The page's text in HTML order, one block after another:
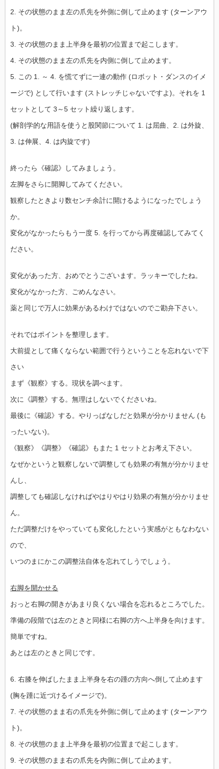
2. その状態のまま左の爪先を外側に倒して止めます (ターンアウ
ト)。
3. その状態のまま上半身を最初の位置まで起こします。
4. その状態のまま左の爪先を内側に倒して止めます。
5. この 1. ～ 4. を慌てずに一連の動作 (ロボット・ダンスのイメ
ージで) として行います (ストレッチじゃないですよ)。それを 1
セットとして 3～5 セット繰り返します。
(解剖学的な用語を使うと股関節について 1. は屈曲、2. は外旋、
3. は伸展、4. は内旋です)
終ったら《確認》してみましょう。
左脚をさらに開脚してみてください。
観察したときより数センチ余計に開けるようになったでしょう
か。
変化がなかったらもう一度 5. を行ってから再度確認してみてく
ださい。
変化があった方、おめでとうございます。ラッキーでしたね。
変化がなかった方、ごめんなさい。
薬と同じで万人に効果があるわけではないのでご勘弁下さい。
それではポイントを整理します。
大前提として痛くならない範囲で行うということを忘れないで下
さい
まず《観察》する。現状を調べます。
次に《調整》する。無理はしないでくださいね。
最後に《確認》する。やりっぱなしだと効果が分かりません (も
ったいない)。
《観察》《調整》《確認》もまた 1 セットとお考え下さい。
なぜかというと観察しないで調整しても効果の有無が分かりませ
んし、
調整しても確認しなければやはりやはり効果の有無が分かりませ
ん。
ただ調整だけをやっていても変化したという実感がともなわない
ので、
いつのまにかこの調整法自体を忘れてしうでしょう。
右脚を開かせる
おっと右脚の開きがあまり良くない場合を忘れるところでした。
準備の段階では左のときと同様に右脚の方へ上半身を向けます。
簡単ですね。
あとは左のときと同じです。
6. 右膝を伸ばしたまま上半身を右の踵の方向へ倒して止めます
(胸を踵に近づけるイメージで)。
7. その状態のまま右の爪先を外側に倒して止めます (ターンアウ
ト)。
8. その状態のまま上半身を最初の位置まで起こします。
9. その状態のまま右の爪先を内側に倒して止めます。